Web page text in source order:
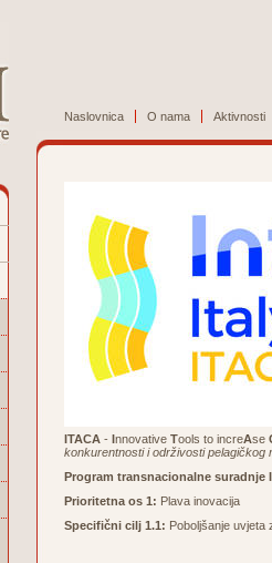
Naslovnica O nama Aktivnosti
ITACA - Innovative Tools to increAse
konkurentnosti i održivosti pelagičkog
Program transnacionalne suradnje
Prioritetna os 1: Plava inovacija
Specifični cilj 1.1: Poboljšanje uvjeta